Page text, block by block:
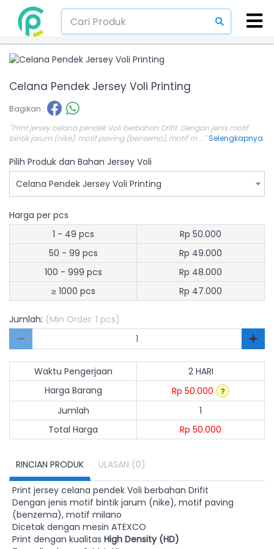
Celana Pendek Jersey Voli Printing
Bagikan :
"Print jersey celana pendek Voli berbahan Drifit Dengan jenis motif
bintik jarum (nike), motif paving (benzema), motif m ..."Selengkapnya.
Pilih Produk dan Bahan Jersey Voli
Celana Pendek Jersey Voli Printing
Harga per pcs
1 - 49 pcs
Rp 50.000
50 - 99 pcs
Rp 49.000
100 - 999 pcs
Rp 48.000
≥ 1000 pcs
Rp 47.000
Jumlah: (Min Order: 1 pcs)
Waktu Pengerjaan
2 HARI
Harga Barang
Rp 50.000
Jumlah
1
Total Harga
Rp 50.000
RINCIAN PRODUK ULASAN (0)
Print jersey celana pendek Voli berbahan Drifit
Dengan jenis motif bintik jarum (nike), motif paving
(benzema), motif milano
Dicetak dengan mesin ATEXCO
Print dengan kualitas High Density (HD)